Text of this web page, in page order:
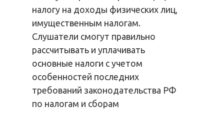
налогу на доходы физических лиц,
имущественным налогам.
Слушатели смогут правильно
рассчитывать и уплачивать
основные налоги с учетом
особенностей последних
требований законодательства РФ
по налогам и сборам